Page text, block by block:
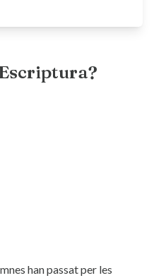
han passat per les